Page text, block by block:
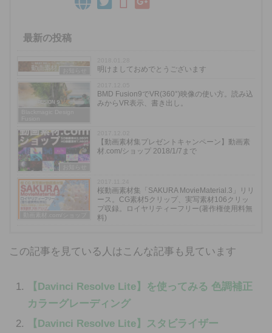
最新の投稿
明けましておめでとうございます
BMD Fusion9でVR(360°)映像の使い方。読み込
みからVR表示、書き出し。
【動画素材集プレゼントキャンペーン】動画素
材.com/ショップ 2018/1/7まで
桜動画素材集「SAKURA MovieMaterial.3」リリ
ース。CG素材5クリップ、実写素材106クリッ
プ収録。ロイヤリティーフリー(著作権使用料無
料)
この記事を見ている人はこんな記事も見ています
【Davinci Resolve Lite】を使ってみる 色調補正
カラーグレーディング
【Davinci Resolve Lite】スタビライザー